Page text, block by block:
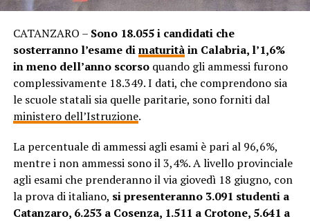
CATANZARO – Sono 18.055 i candidati che
sosterranno l’esame dimaturitàin Calabria, l’1,6%
in meno dell’anno scorsoquando gli ammessi furono
complessivamente 18.349. I dati, che comprendono sia
le scuole statali sia quelle paritarie, sono forniti dal
ministero dell’Istruzione.
La percentuale di ammessi agli esami è pari al 96,6%,
mentre i non ammessi sono il 3,4%. A livello provinciale
agli esami che prenderanno il via giovedì 18 giugno, con
la prova di italiano, si presenteranno 3.091 studenti a
Catanzaro, 6.253 a Cosenza, 1.511 a Crotone, 5.641 a